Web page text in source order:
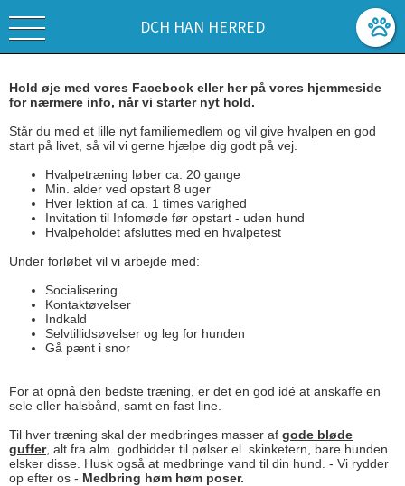
DCH HAN HERRED
Hold øje med vores Facebook eller her på vores hjemmeside
for nærmere info, når vi starter nyt hold.
Står du med et lille nyt familiemedlem og vil give hvalpen en god
start på livet, så vil vi gerne hjælpe dig godt på vej.
Hvalpetræning løber ca. 20 gange
Min. alder ved opstart 8 uger
Hver lektion af ca. 1 times varighed
Invitation til Infomøde før opstart - uden hund
Hvalpeholdet afsluttes med en hvalpetest
Under forløbet vil vi arbejde med:
Socialisering
Kontaktøvelser
Indkald
Selvtillidsøvelser og leg for hunden
Gå pænt i snor
For at opnå den bedste træning, er det en god idé at anskaffe en
sele eller halsbånd, samt en fast line.
Til hver træning skal der medbringes masser af gode bløde
guffer, alt fra alm. godbidder til pølser el. skinketern, bare hunden
elsker disse. Husk også at medbringe vand til din hund. - Vi rydder
op efter os - Medbring høm høm poser.